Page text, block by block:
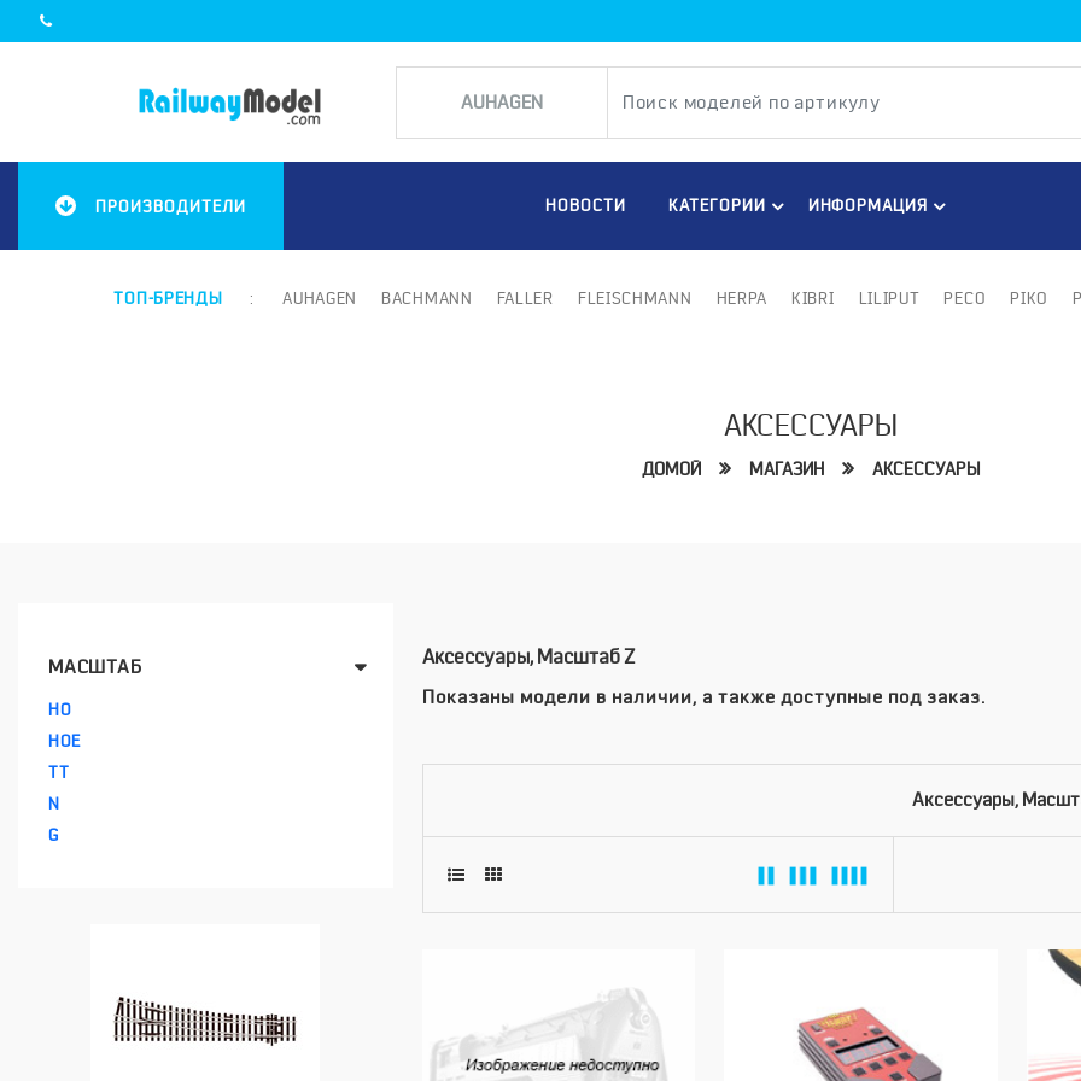
ПРОИЗВОДИТЕЛИ НОВОСТИ КАТЕГОРИИ ИНФОРМАЦИЯ
ТОП-БРЕНДЫ : AUHAGEN BACHMANN FALLER FLEISCHMANN HERPA KIBRI LILIPUT PECO PIKO
АКСЕССУАРЫ
ДОМОЙ МАГАЗИН АКСЕССУАРЫ
МАСШТАБ
HO
HOE
TT
N
G
Аксессуары, Масштаб Z
Показаны модели в наличии, а также доступные под заказ.
Аксессуары,